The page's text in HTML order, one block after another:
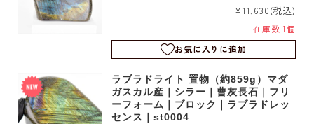
¥11,630(税込)
在庫数 1個
お気に入りに追加
ラブラドライト 置物（約859g）マダ
ガスカル産｜シラー｜曹灰長石｜フリ
ーフォーム｜ブロック｜ラブラドレッ
センス｜st0004